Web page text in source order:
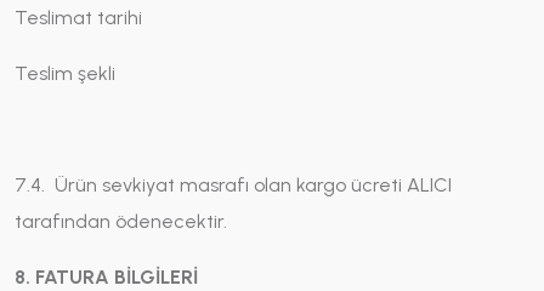
Teslimat tarihi
Teslim şekli
7.4. Ürün sevkiyat masrafı olan kargo ücreti ALICI
tarafından ödenecektir.
8. FATURA BİLGİLERİ